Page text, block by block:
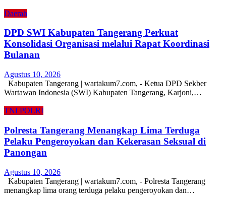
Daerah
DPD SWI Kabupaten Tangerang Perkuat
Konsolidasi Organisasi melalui Rapat Koordinasi
Bulanan
Agustus 10, 2026
Kabupaten Tangerang | wartakum7.com, - Ketua DPD Sekber
Wartawan Indonesia (SWI) Kabupaten Tangerang, Karjoni,…
TNI POLRI
Polresta Tangerang Menangkap Lima Terduga
Pelaku Pengeroyokan dan Kekerasan Seksual di
Panongan
Agustus 10, 2026
Kabupaten Tangerang | wartakum7.com, - Polresta Tangerang
menangkap lima orang terduga pelaku pengeroyokan dan…